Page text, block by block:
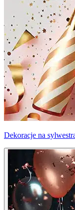
Dekoracje na